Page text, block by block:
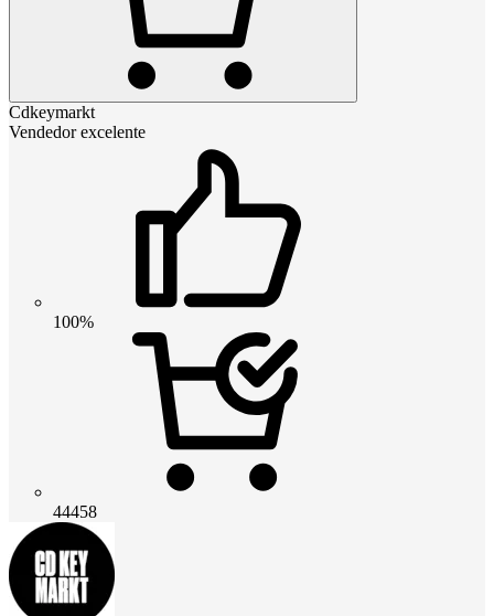
Cdkeymarkt
Vendedor excelente
100%
44458